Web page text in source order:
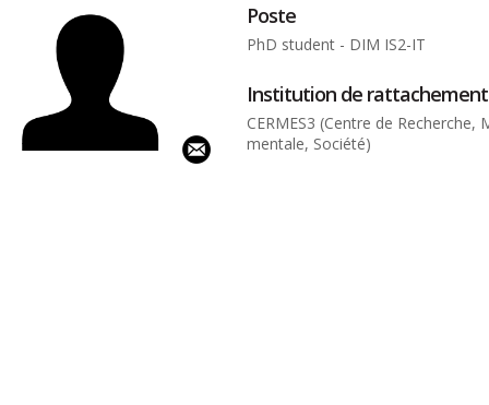
Poste
PhD student - DIM IS2-IT
Institution de rattachement
CERMES3 (Centre de Recherche,
mentale, Société)